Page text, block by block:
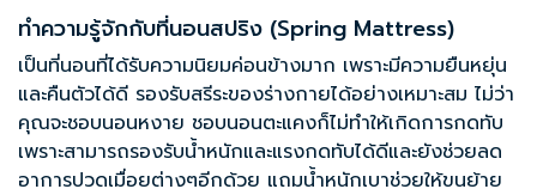
ทำความรู้จักกับที่นอนสปริง (Spring Mattress)
เป็นที่นอนที่ได้รับความนิยมค่อนข้างมาก เพราะมีความยืนหยุ่น
และคืนตัวได้ดี รองรับสรีระของร่างกายได้อย่างเหมาะสม ไม่ว่า
คุณจะชอบนอนหงาย ชอบนอนตะแคงก็ไม่ทำให้เกิดการกดทับ
เพราะสามารถรองรับน้ำหนักและแรงกดทับได้ดีและยังช่วยลด
อาการปวดเมื่อยต่างๆอีกด้วย แถมน้ำหนักเบาช่วยให้ขนย้าย